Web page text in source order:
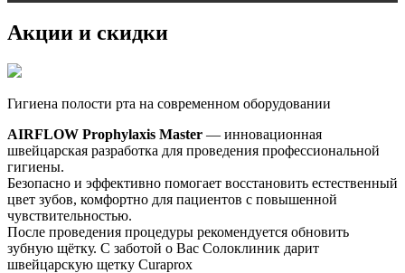
Акции и скидки
Гигиена полости рта на современном оборудовании
AIRFLOW Prophylaxis Master — инновационная
швейцарская разработка для проведения профессиональной
гигиены.
Безопасно и эффективно помогает восстановить естественный
цвет зубов, комфортно для пациентов с повышенной
чувствительностью.
После проведения процедуры рекомендуется обновить
зубную щётку. С заботой о Вас Солоклиник дарит
швейцарскую щетку Curaprox